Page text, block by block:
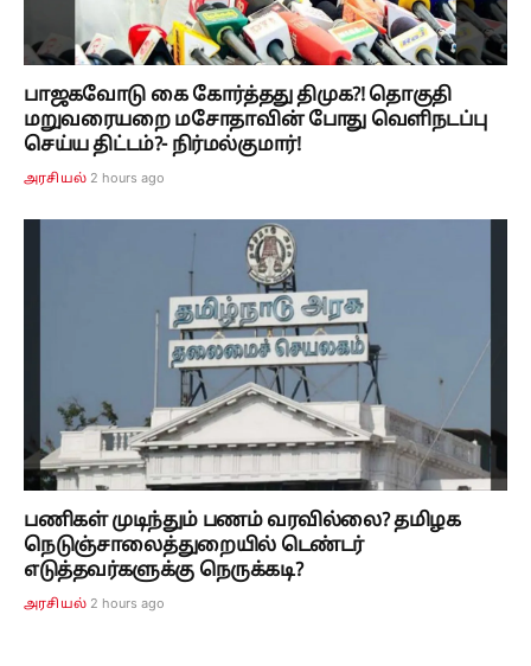
பாஜகவோடு கை கோர்த்தது திமுக?! தொகுதி
மறுவரையறை மசோதாவின் போது வெளிநடப்பு
செய்ய திட்டம்?- நிர்மல்குமார்!
அரசியல் 2 hours ago
பணிகள் முடிந்தும் பணம் வரவில்லை? தமிழக
நெடுஞ்சாலைத்துறையில் டெண்டர்
எடுத்தவர்களுக்கு நெருக்கடி?
அரசியல் 2 hours ago